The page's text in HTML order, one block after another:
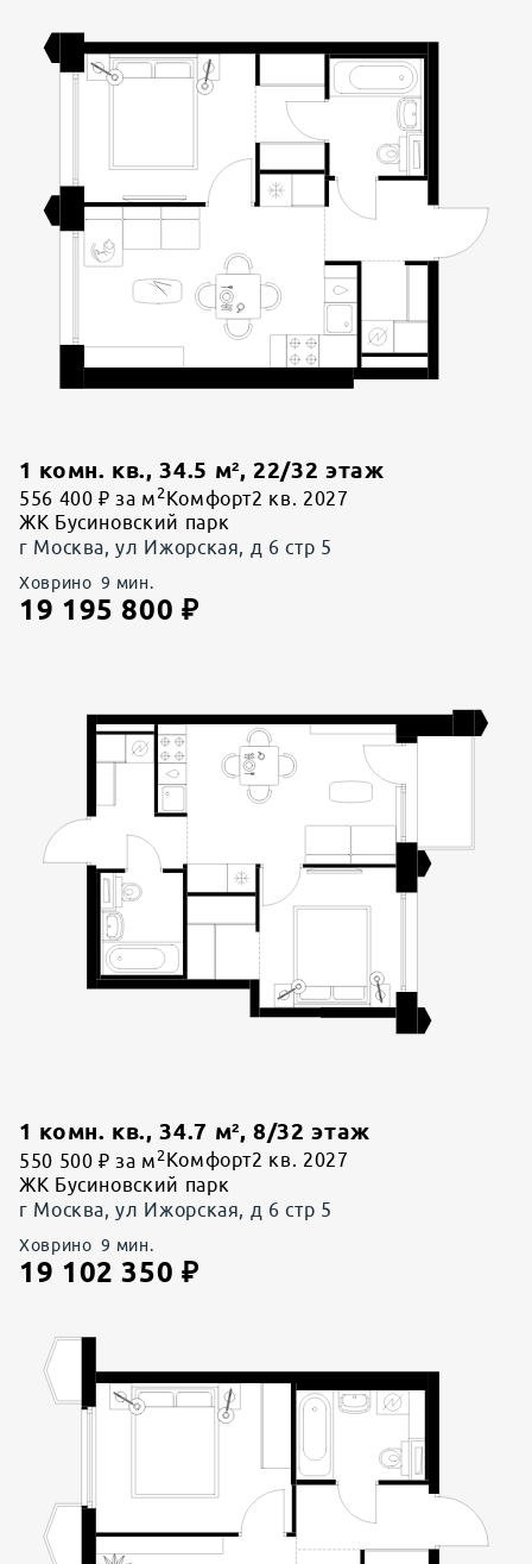
1 комн. кв., 34.5 м²,22/32 этаж
556 400 ₽ за м 2 Комфорт2 кв. 2027
ЖК Бусиновский парк
г Москва, ул Ижорская, д 6 стр 5
Ховрино 9 мин.
19 195 800 ₽
1 комн. кв., 34.7 м²,8/32 этаж
550 500 ₽ за м 2 Комфорт2 кв. 2027
ЖК Бусиновский парк
г Москва, ул Ижорская, д 6 стр 5
Ховрино 9 мин.
19 102 350 ₽